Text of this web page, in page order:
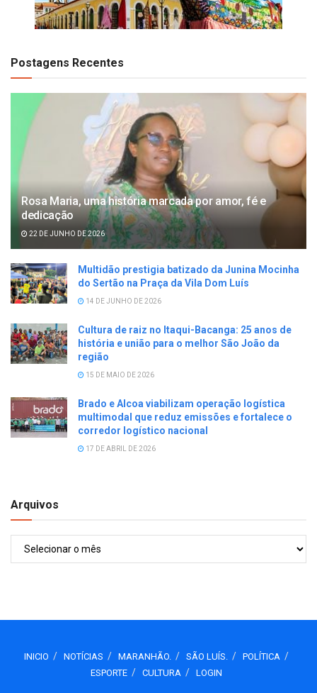
Postagens Recentes
Rosa Maria, uma história marcada por amor, fé e
dedicação
22 DE JUNHO DE 2026
Multidão prestigia batizado da Junina Mocinha
do Sertão na Praça da Vila Dom Luís
14 DE JUNHO DE 2026
Cultura de raiz no Itaqui-Bacanga: 25 anos de
história e união para o melhor São João da
região
15 DE MAIO DE 2026
Brado e Alcoa viabilizam operação logística
multimodal que reduz emissões e fortalece o
corredor logístico nacional
17 DE ABRIL DE 2026
Arquivos
INICIO NOTÍCIAS MARANHÃO. SÃO LUÍS.
POLÍTICA
ESPORTE
CULTURA LOGIN